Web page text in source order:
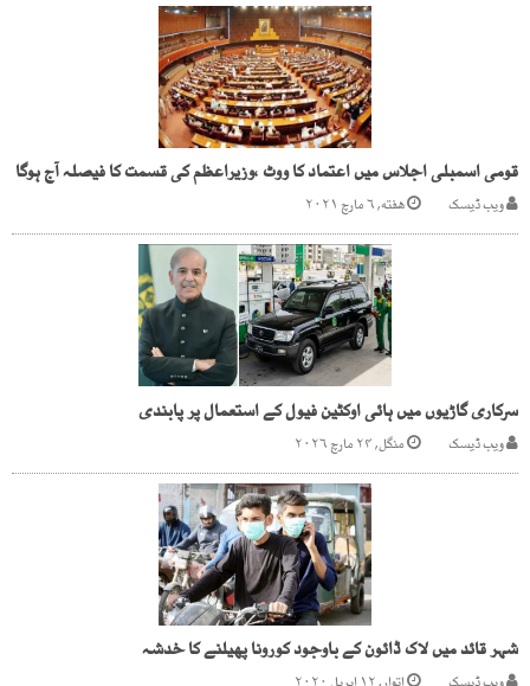
قومی اسمبلی اجلاس میں اعتماد کا ووٹ ،وزیراعظم کی قسمت کا فیصلہ آج ہوگا
ویب ڈیسک هفته, ۶ مارچ ۲۰۲۱
سرکاری گاڑیوں میں ہائی اوکٹین فیول کے استعمال پر پابندی
ویب ڈیسک منگل, ۲۴ مارچ ۲۰۲۶
شہر قائد میں لاک ڈائون کے باوجود کورونا پھیلنے کا خدشہ